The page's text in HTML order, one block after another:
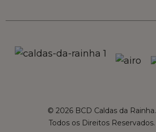
© 2026 BCD Caldas da Rainha.
Todos os Direitos Reservados.